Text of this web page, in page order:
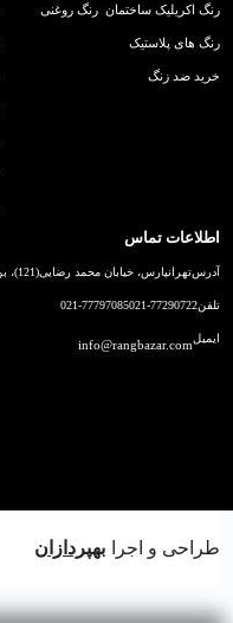
رنگ اکریلیک ساختمان
رنگ های پلاستیک
خرید ضد زنگ
رنگ روغنی
اطلاعات تماس
آدرستهرانپارس، خیابان محمد رضایی(121)، بن بست 148 شرقی
تلفن021-77290722
021-77797085
ایمیلinfo@rangbazar.com
طراحی و اجرا بهپردازان